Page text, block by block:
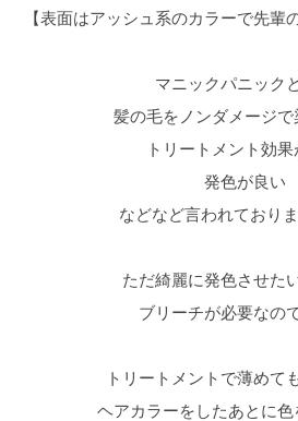
【表面はアッシュ系のカラーで先輩
マニックパニック
髪の毛をノンダメージで
トリートメント効果
発色が良い
などなど言われており
ただ綺麗に発色させた
ブリーチが必要なの
トリートメントで薄めて
ヘアカラーをしたあとに色